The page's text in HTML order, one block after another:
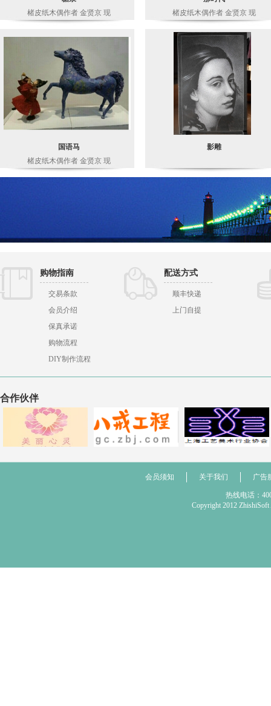
楮皮纸木偶作者 金贤京 现
楮皮纸木偶作者 金贤京 现
国语马
楮皮纸木偶作者 金贤京 现
影雕
购物指南
交易条款
会员介绍
保真承诺
购物流程
DIY制作流程
配送方式
顺丰快递
上门自提
合作伙伴
会员须知 关于我们 广告
热线电话：
Copyright 2012